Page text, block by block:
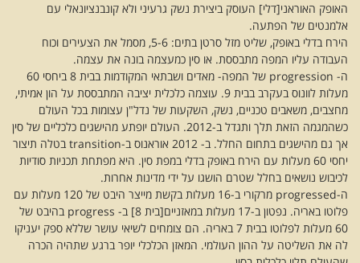
האופק האוראני[דלי] העוסק ביצירת נשק גרעיני ולא קונבנציונאלי עם
אלמנטים של הפתעה.
הירח בדלי באופק, שליט מזל סרטן בתים: 5-6, מסמל את הצעירים וכוח
העבודה עליו המפה מתבססת. או סין כמעצמה בונה את עצמה.
ה- progression של המפה- מאדים ושבתאי המקודמות בבית 8 ביחסי 60
מעלות לוונוס בעקרב בבית 9. עוצמה כלכלית יציבה המתבססת על הון אמיתי,
מחצבים, משאבים טכניים, נשק, השקעות של נדל"ן עצומות בכל העולם
כשהמגמה הזאת תלך ותגדל ב-2012. העולם יופתע מהישגים כלכליים של סין
אך גם מהישגים בתחום החלל. ב- 2012 אוראנוס ב-transition בטלה תיצור
יחסי 60 מעלות עם הירח באופק בדלי במפת סין. היא מפתחת תכניות סודיות
לכיבוש נושאים בחלל שטרם הושגו על ידי מדינות אחרות.
ה-progressed מרקורי ב-16 מעלות בקשת מייצר היבט של 120 מעלות עם
פלוטו באריה. נפטון ב-17 מעלות במאזניים[בית 8] ב- progress בהיבט של
60 מעלות לפלוטו בבית 7 באריה. הם צומחים לשיאי עושר שללא ספק יעניקו
לה את השליטה על ההון העולמי. המאזן הכלכלי יופר ברגע שתהיה הכרה